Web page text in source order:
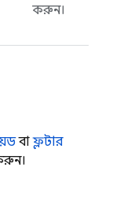
করুন।
বাফ্লটার